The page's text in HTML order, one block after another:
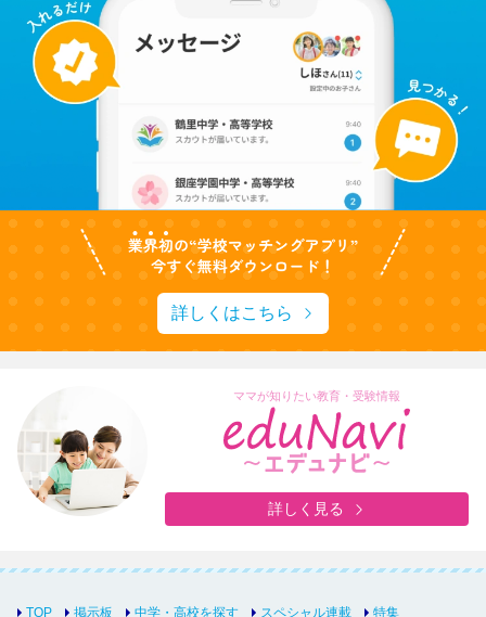
詳しくはこちら
ママが知りたい教育・受験情報
詳しく見る
TOP 掲示板 中学・高校を探す スペシャル連載 特集